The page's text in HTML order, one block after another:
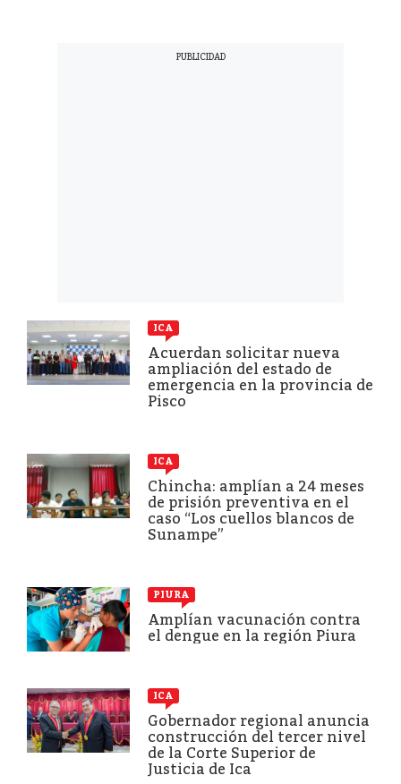
ICA
Acuerdan solicitar nueva
ampliación del estado de
emergencia en la provincia de
Pisco
ICA
Chincha: amplían a 24 meses
de prisión preventiva en el
caso “Los cuellos blancos de
Sunampe”
PIURA
Amplían vacunación contra
el dengue en la región Piura
ICA
Gobernador regional anuncia
construcción del tercer nivel
de la Corte Superior de
Justicia de Ica